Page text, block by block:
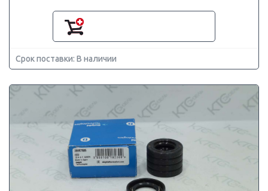
Срок поставки: В наличии